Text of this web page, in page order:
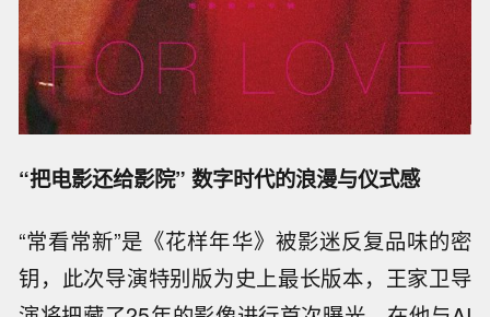
“把电影还给影院” 数字时代的浪漫与仪式感
“常看常新”是《花样年华》被影迷反复品味的密
钥，此次导演特别版为史上最长版本，王家卫导